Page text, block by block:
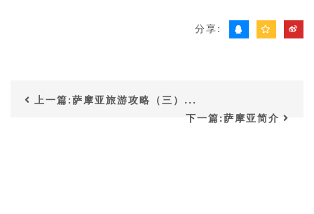
分享:
上一篇:萨摩亚旅游攻略（三）...
下一篇:萨摩亚简介